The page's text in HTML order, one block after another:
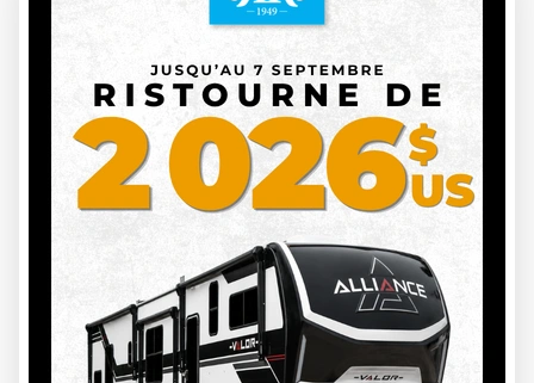
Que vous soyez au salon ou que vous nous suiviez de loin,
retrouvez toute notre actualité, nos promotions, nos
nouveautés et notre contenu sur nos réseaux :
Facebook —
facebook.com/RoulottesRemillard
Promotions, événements, nouvelles unités et contenu
informatif au quotidien.
instagram.com/roulottesremillard
reels et contenu visuel de nos VR, événements et équipe.
—roulottesremillard.com Inventaire complet,
services, promotions et blogue — tout ce qu'il vous faut pour
bien magasiner.